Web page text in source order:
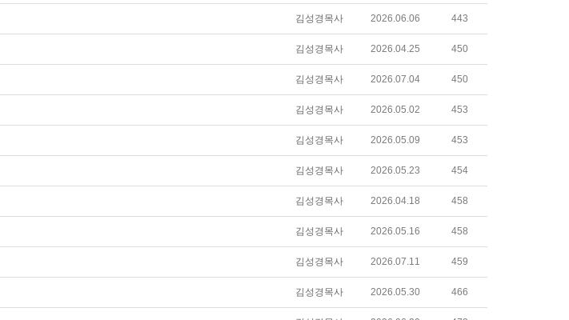
김성경목사 2026.06.06 443
김성경목사 2026.04.25 450
김성경목사 2026.07.04 450
김성경목사 2026.05.02 453
김성경목사 2026.05.09 453
김성경목사 2026.05.23 454
김성경목사 2026.04.18 458
김성경목사 2026.05.16 458
김성경목사 2026.07.11 459
김성경목사 2026.05.30 466